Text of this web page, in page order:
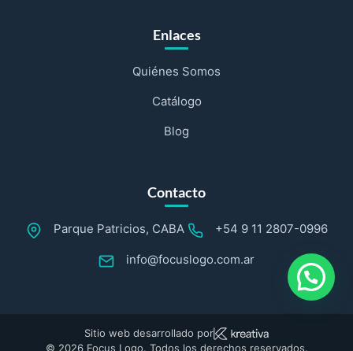
Enlaces
Quiénes Somos
Catálogo
Blog
Contacto
Parque Patricios, CABA +54 9 11 2807-0996
info@focuslogo.com.ar
© 2026 Focus Logo. Todos los derechos reservados.
Sitio web desarrollado por